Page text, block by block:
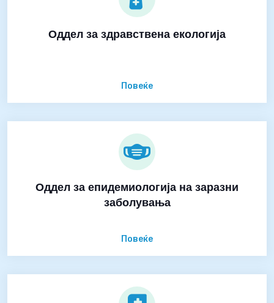
Оддел за здравствена екологија
Повеќе
Оддел за епидемиологија на заразни
заболувања
Повеќе